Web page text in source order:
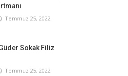
Temmuz 25, 2022
Sokak Filiz
Temmuz 25, 2022